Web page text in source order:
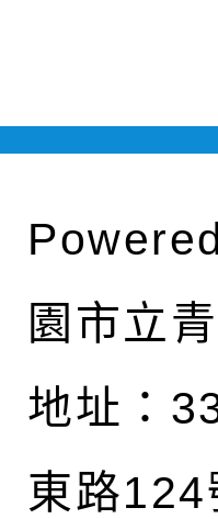
園市立
地址：
東路124